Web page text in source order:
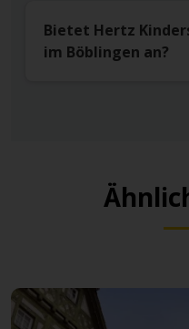
Bietet Hertz
im Böblingen an?